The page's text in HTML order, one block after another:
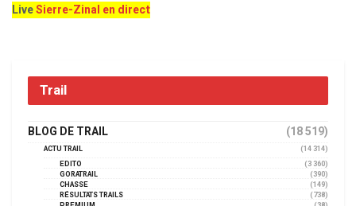
LiveSierre-Zinal en direct
Trail
BLOG DE TRAIL (18 519)
ACTU TRAIL
(14 314)
EDITO
(3 360)
GORATRAIL
(390)
CHASSE
(149)
RÉSULTATS TRAILS
(738)